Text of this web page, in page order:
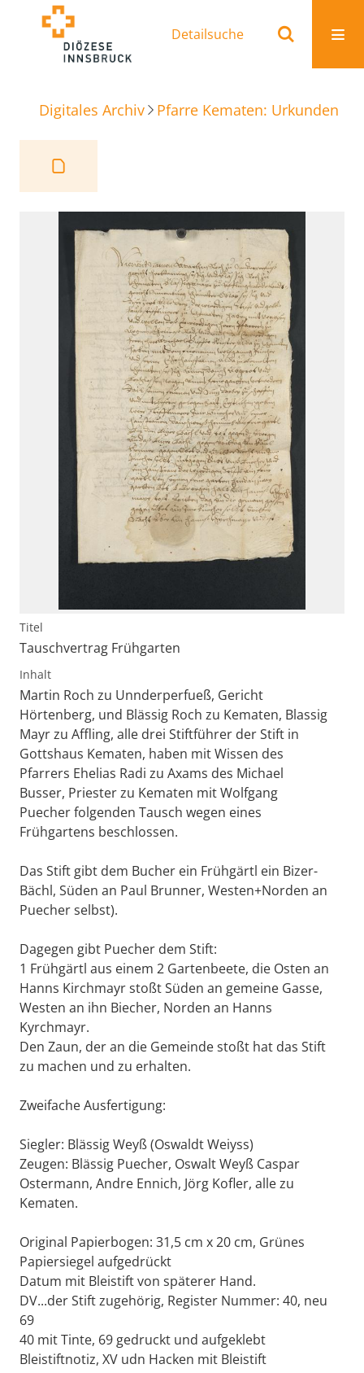
Detailsuche
Digitales Archiv Pfarre Kematen: Urkunden
Titel
Tauschvertrag Frühgarten
Inhalt
Martin Roch zu Unnderperfueß, Gericht
Hörtenberg, und Blässig Roch zu Kematen, Blassig
Mayr zu Affling, alle drei Stiftführer der Stift in
Gottshaus Kematen, haben mit Wissen des
Pfarrers Ehelias Radi zu Axams des Michael
Busser, Priester zu Kematen mit Wolfgang
Puecher folgenden Tausch wegen eines
Frühgartens beschlossen.
Das Stift gibt dem Bucher ein Frühgärtl ein Bizer-
Bächl, Süden an Paul Brunner, Westen+Norden an
Puecher selbst).
Dagegen gibt Puecher dem Stift:
1 Frühgärtl aus einem 2 Gartenbeete, die Osten an
Hanns Kirchmayr stoßt Süden an gemeine Gasse,
Westen an ihn Biecher, Norden an Hanns
Kyrchmayr.
Den Zaun, der an die Gemeinde stoßt hat das Stift
zu machen und zu erhalten.
Zweifache Ausfertigung:
Siegler: Blässig Weyß (Oswaldt Weiyss)
Zeugen: Blässig Puecher, Oswalt Weyß Caspar
Ostermann, Andre Ennich, Jörg Kofler, alle zu
Kematen.
Original Papierbogen: 31,5 cm x 20 cm, Grünes
Papiersiegel aufgedrückt
Datum mit Bleistift von späterer Hand.
DV...der Stift zugehörig, Register Nummer: 40, neu
69
40 mit Tinte, 69 gedruckt und aufgeklebt
Bleistiftnotiz, XV udn Hacken mit Bleistift